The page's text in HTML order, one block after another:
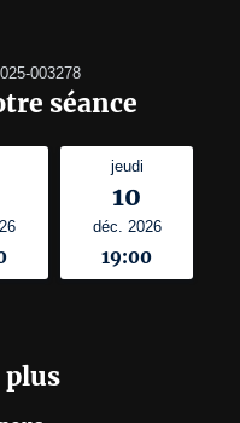
003278
séance
jeudi
10
déc. 2026
19:00
plus